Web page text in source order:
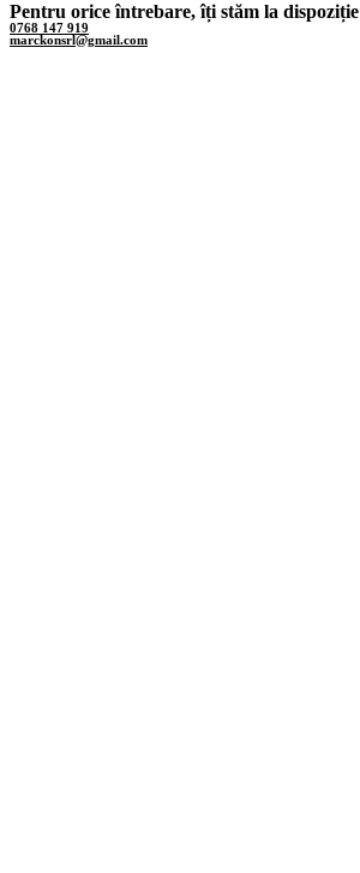
Pentru orice întrebare, îți stăm la dispoziție
0768 147 919
marckonsrl@gmail.com